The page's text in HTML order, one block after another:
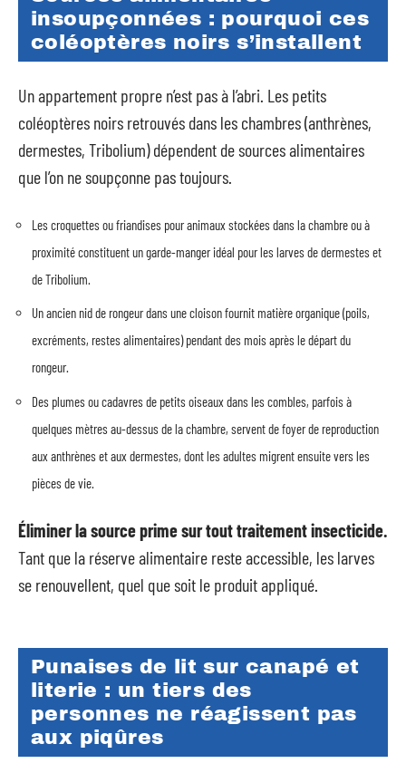
insoupçonnées : pourquoi ces
coléoptères noirs s’installent
Un appartement propre n’est pas à l’abri. Les petits
coléoptères noirs retrouvés dans les chambres (anthrènes,
dermestes, Tribolium) dépendent de sources alimentaires
que l’on ne soupçonne pas toujours.
Les croquettes ou friandises pour animaux stockées dans la chambre ou à
proximité constituent un garde-manger idéal pour les larves de dermestes et
de Tribolium.
Un ancien nid de rongeur dans une cloison fournit matière organique (poils,
excréments, restes alimentaires) pendant des mois après le départ du
rongeur.
Des plumes ou cadavres de petits oiseaux dans les combles, parfois à
quelques mètres au-dessus de la chambre, servent de foyer de reproduction
aux anthrènes et aux dermestes, dont les adultes migrent ensuite vers les
pièces de vie.
Éliminer la source prime sur tout traitement insecticide.
Tant que la réserve alimentaire reste accessible, les larves
se renouvellent, quel que soit le produit appliqué.
Punaises de lit sur canapé et
literie : un tiers des
personnes ne réagissent pas
aux piqûres